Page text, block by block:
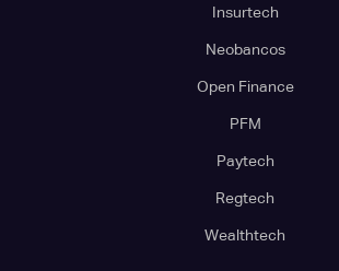
Insurtech
Neobancos
Open Finance
PFM
Paytech
Regtech
Wealthtech